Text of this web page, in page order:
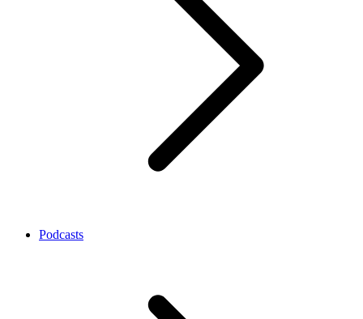
Podcasts